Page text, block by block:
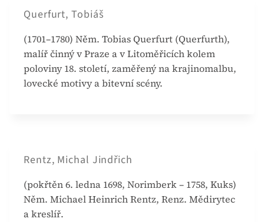
Querfurt, Tobiáš
(1701–1780) Něm. Tobias Querfurt (Querfurth),
malíř činný v Praze a v Litoměřicích kolem
poloviny 18. století, zaměřený na krajinomalbu,
lovecké motivy a bitevní scény.
Rentz, Michal Jindřich
(pokřtěn 6. ledna 1698, Norimberk – 1758, Kuks)
Něm. Michael Heinrich Rentz, Renz. Mědirytec
a kreslíř.